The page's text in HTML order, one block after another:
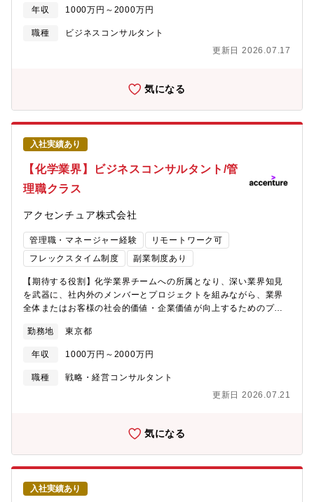
なポジションを構築。■GAFAやBATなどグローバルなインターネ
用（海外オフィスとの連携）により、グローバルスケールの変革
を実現することが可能。■デジタルやテクノロジー、BPOなどの実
弁会社設立などの形態を取ることもあり）■多くのアライアンス
（マイクロソフトとの合弁会社運営、SAP社との次世代ERP共同
開発など）、グローバルのイノベーションセンターなどにより、
テクノロジー自体に強みがある。【おすすめポイント】インター
ネット業界のリーディングカンパニーの多くを支援しており、お
客様の一員となって新規事業を作っていくことができます。自分
が実行したことがすぐに世の中にローンチされ、目に見えて成果
が実感できることが魅力です。関わったプロジェクトが世の中に
出てくることを体感できます。
変革を全面的に支援しています。■中央官庁主導の産業別成長戦略
（政策立案）■中央官庁・地方自治体のデジタル・トランスフォー
メーション■独立行政法人、大学を含む教育機関、公的法人、政府
【プロジェクト事例】■中央官庁に向けた特定産業の成長戦略策定
グ、実践支援■国立大学の経営統合における計画策定、実行支援■
独立行政法人、政府系事業会社、公的法人の運営モデル高度化、
効率化■医療産業に関する産業構造変革、パイロットプロジェクト
の実行支援■外国企業の誘致、訪日観光客拡大、日本企業の海外展
開支援【ポジションの魅力】■国や人々の生活基盤を支える社会的
意義の大きいプロジェクトを担えます。■デジタル技術を活用し
て、行政機関の課題解決や市民のニーズに沿った行政サービスの
実現に貢献できます。■中央官庁・自治体・大学・病院など様々な
公共機関での大規模案件の支援実績が多数あり、業界リーディン
年収 1000万円～2000万円
職種
ビジネスコンサルタント
更新日 2026.07.17
気になる
入社実績あり
【化学業界】ビジネスコンサルタント/管
理職クラス
アクセンチュア株式会社
管理職・マネージャー経験
リモートワーク可
フレックスタイム制度
副業制度あり
【期待する役割】化学業界チームへの所属となり、深い業界知見
を武器に、社内外のメンバーとプロジェクトを組みながら、業界
全体またはお客様の社会的価値・企業価値が向上するためのプラ
テーマを切り口として、化学業界のお客様の企業変革と企業価値
向上を全面的に支援しています。■経営戦略（ビジョン/ポートフ
ォリオ戦略・グローバル戦略・M&A/PMI・HR戦略等）の構想か
ら実行まで■事業革新（ビジネスモデル改革・イノベーション・サ
メーション（業務改革・競争力強化・ビジネスモデル改革等）の
戦略から実行まで■業界横断連携や業界破壊（業界再編・循環経済
化等）に向けた産業革新の戦略から実行まで【プロジェクト事
例】■中期/長期経営計画、グローバル戦略（グローバルSCM、組
織統合）■全社デジタルトランスフォーメーション（SCM・マー
ケ・R&D・生産・経営のデジタル化）■データドリブンの利益改
善/コスト削減■BPR/BPOによる抜本的な本社業務効率化■デジタ
勤務地 東京都
年収 1000万円～2000万円
職種
戦略・経営コンサルタント
更新日 2026.07.21
気になる
入社実績あり